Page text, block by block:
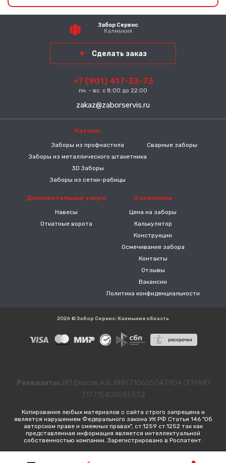
Забор Сервис
Калмыкия
Сделать заказ
+7 (901) 417-33-73
пн. - вс. с 8:00 до 22:00
zakaz@zaborservis.ru
Каталог
Заборы из профнастила
Заборы из металлического штакетника
3D Заборы
Заборы из сетки-рабицы
Сварные заборы
Дополнительные услуги
Навесы
Откатные ворота
О компании
Цена на заборы
Калькулятор
Конструкции
Осмечивание забора
Контакты
Отзывы
Вакансии
Политика конфиденциальности
2026 © Забор Сервис: Калмыкия область
Реквизиты: ИП Власов А.В. ИНН 710605043904 ОГРНИП
317715400055552
Копирование любых материалов с сайта строго запрещена и
является нарушением Федерального закона УК РФ Статья 146 "Об
авторском праве и смежных правах", ст.1259 ст.1252 так как
представленная информация является интеллектуальной
собственностью компании. Зарегистрировано в Роспатент.